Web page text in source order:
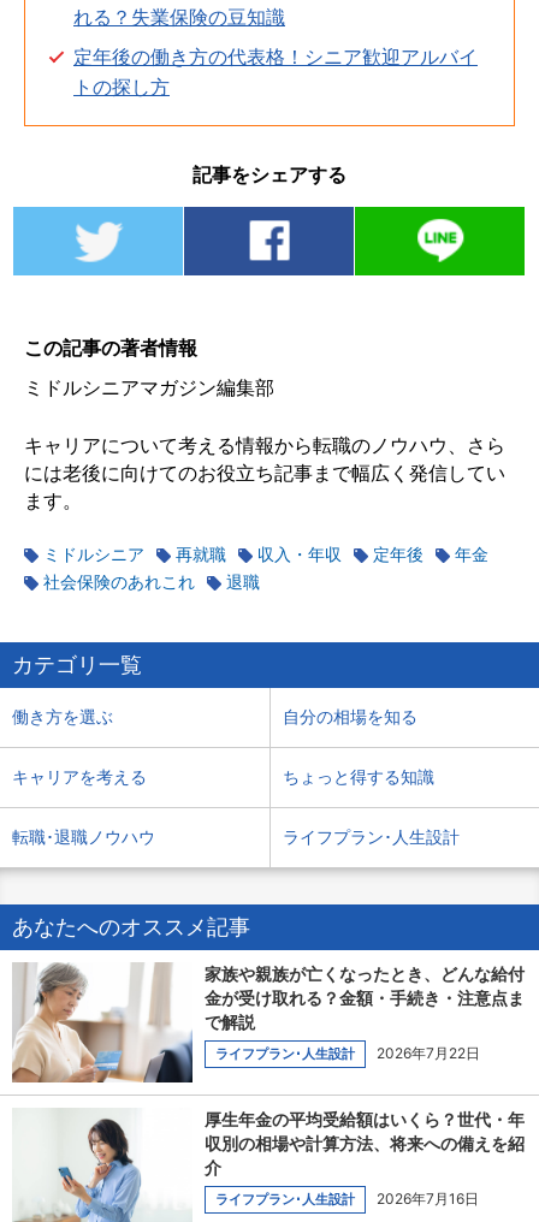
れる？失業保険の豆知識
定年後の働き方の代表格！シニア歓迎アルバイ
トの探し方
記事をシェアする
この記事の著者情報
ミドルシニアマガジン編集部
キャリアについて考える情報から転職のノウハウ、さら
には老後に向けてのお役立ち記事まで幅広く発信してい
ます。
ミドルシニア 再就職 収入・年収 定年後
年金
社会保険のあれこれ
退職
カテゴリ一覧
働き方を選ぶ 自分の相場を知る
キャリアを考える ちょっと得する知識
転職･退職ノウハウ ライフプラン･人生設計
あなたへのオススメ記事
家族や親族が亡くなったとき、どんな給付
金が受け取れる？金額・手続き・注意点ま
で解説
ライフプラン･人生設計 2026年7月22日
厚生年金の平均受給額はいくら？世代・年
収別の相場や計算方法、将来への備えを紹
介
ライフプラン･人生設計 2026年7月16日